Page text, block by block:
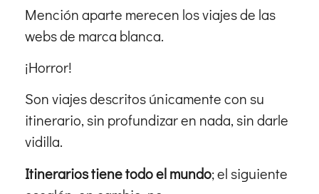
Mención aparte merecen los viajes de las
webs de marca blanca.
¡Horror!
Son viajes descritos únicamente con su
itinerario, sin profundizar en nada, sin darle
vidilla.
Itinerarios tiene todo el mundo; el siguiente